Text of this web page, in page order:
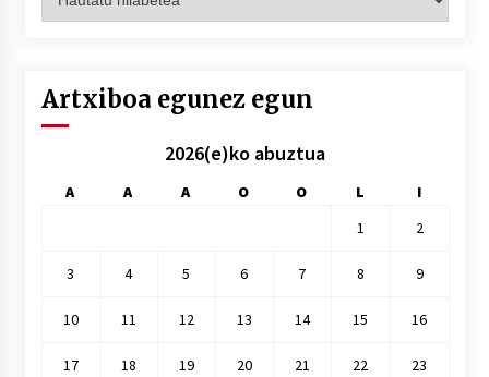
hilez
Artxiboa egunez egun
2026(e)ko abuztua
A A A O O L
I
1
2
3 4 5 6 7 8 9
10 11 12 13 14 15 16
17 18 19 20 21 22 23